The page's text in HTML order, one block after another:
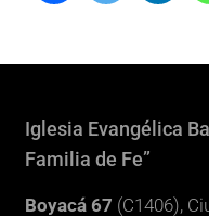
Iglesia Evangélica
Familia de Fe”
Boyacá 67 (C1406),